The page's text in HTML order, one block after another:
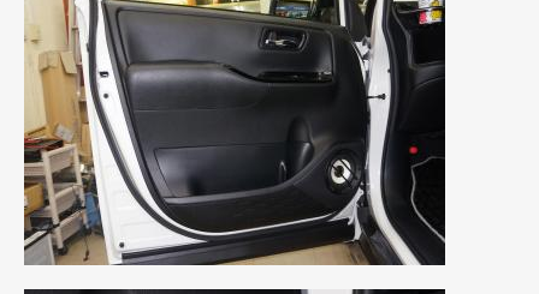
2021年8月 (2)
2021年7月(7)
2021年4月
2021年3月
2021年1月(2)
2020年12月(2)